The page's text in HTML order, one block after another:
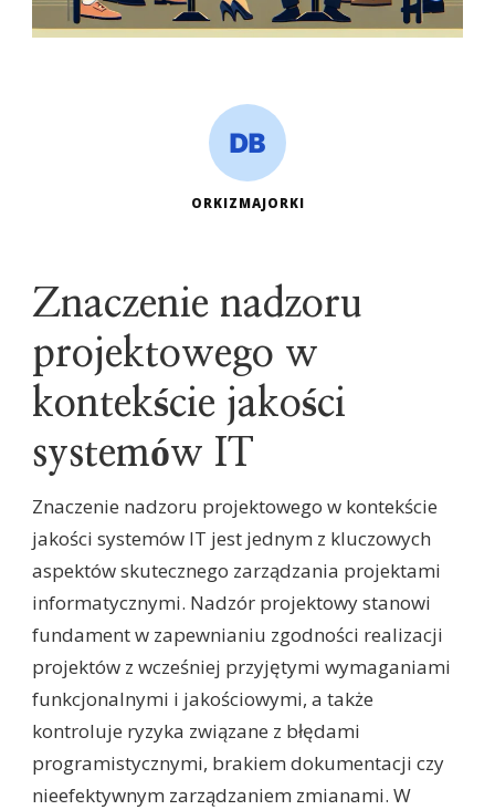
ORKIZMAJORKI
Znaczenie nadzoru
projektowego w
kontekście jakości
systemów IT
Znaczenie nadzoru projektowego w kontekście
jakości systemów IT jest jednym z kluczowych
aspektów skutecznego zarządzania projektami
informatycznymi. Nadzór projektowy stanowi
fundament w zapewnianiu zgodności realizacji
projektów z wcześniej przyjętymi wymaganiami
funkcjonalnymi i jakościowymi, a także
kontroluje ryzyka związane z błędami
programistycznymi, brakiem dokumentacji czy
nieefektywnym zarządzaniem zmianami. W